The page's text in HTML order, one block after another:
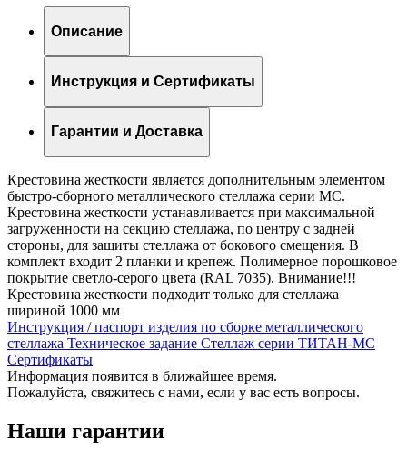
Описание
Инструкция и Сертификаты
Гарантии и Доставка
Крестовина жесткости является дополнительным элементом
быстро-сборного металлического стеллажа серии МС.
Крестовина жесткости устанавливается при максимальной
загруженности на секцию стеллажа, по центру с задней
стороны, для защиты стеллажа от бокового смещения. В
комплект входит 2 планки и крепеж. Полимерное порошковое
покрытие светло-серого цвета (RAL 7035). Внимание!!!
Крестовина жесткости подходит только для стеллажа
шириной 1000 мм
Инструкция / паспорт изделия по сборке металлического
стеллажа Техническое задание Стеллаж серии ТИТАН-МС
Сертификаты
Информация появится в ближайшее время.
Пожалуйста, свяжитесь с нами, если у вас есть вопросы.
Наши гарантии